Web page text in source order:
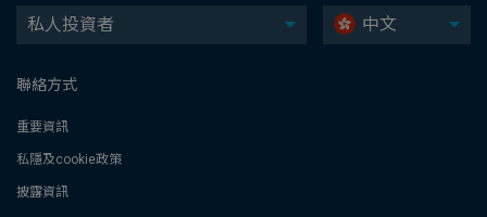
私人投資者 中文
聯絡方式
重要資訊
私隱及cookie政策
披露資訊